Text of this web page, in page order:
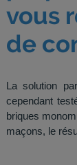
vous
de
La solution
cependant
briques
maçons, le